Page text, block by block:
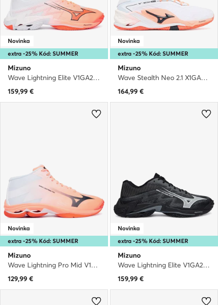
extra -25% Kód: SUMMER
Novinka
Mizuno
Wave Lightning Elite V1GA2600 · Halové topánky
159,99 €
extra -25% Kód: SUMMER
Novinka
Mizuno
Wave Stealth Neo 2.1 X1GA2640 · Halové topánky
164,99 €
extra -25% Kód: SUMMER
Novinka
Mizuno
Wave Lightning Pro Mid V1GA2665 · Halové topánky
129,99 €
extra -25% Kód: SUMMER
Novinka
Mizuno
Wave Lightning Elite V1GA2600 · Halové topánky
159,99 €